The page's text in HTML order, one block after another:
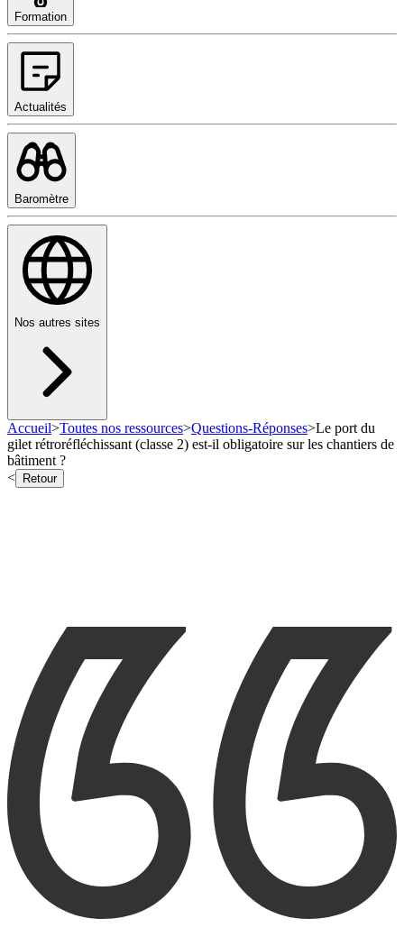
Formation
Actualités
Baromètre
Nos autres sites
Accueil>Toutes nos ressources>Questions-Réponses>Le port du
gilet rétroréfléchissant (classe 2) est-il obligatoire sur les chantiers de
bâtiment ?
<
Retour